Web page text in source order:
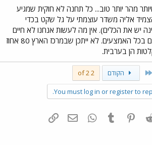
מהר יותר טוב... כל תחנה לא חוקית שמגיע
אליה משדר עוצמתי על גל שקט בכדי
יש את הכלים). אין מה לעשות אנחנו לא חיים
בשוויץ וצריך להלחם בכל האמצעים. לא ייתכן שבמרכז הארץ 80 אחוז
הן בערבית.
First הקודם 2 of 2
You must log in or register to
Reddit
Pinterest
Tumblr
WhatsAppדואר אלקטרוני